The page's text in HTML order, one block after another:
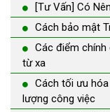
[Tư Vấn] Có
Cách bảo mật
Các điểm chính
từ xa
Cách tối ưu
lượng công việc